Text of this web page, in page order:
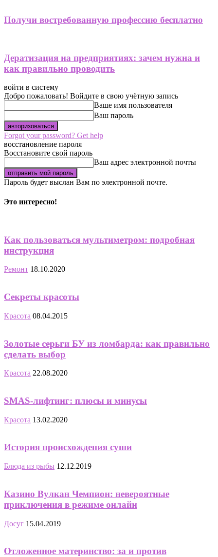
Получи востребованную профессию бесплатно
Дератизация на предприятиях: зачем нужна и
как правильно проводить
войти в систему
Добро пожаловать! Войдите в свою учётную запись
Ваше имя пользователя
Ваш пароль
Forgot your password? Get help
восстановление пароля
Восстановите свой пароль
Ваш адрес электронной почты
Пароль будет выслан Вам по электронной почте.
Это интересно!
Как пользоваться мультиметром: подробная
инструкция
Ремонт 18.10.2020
Секреты красоты
Красота 08.04.2015
Золотые серьги БУ из ломбарда: как правильно
сделать выбор
Красота 22.08.2020
SMAS-лифтинг: плюсы и минусы
Красота 13.02.2020
История происхождения суши
Блюда из рыбы 12.12.2019
Казино Вулкан Чемпион: невероятные
приключения в режиме онлайн
Досуг 15.04.2019
Отложенное материнство: за и против